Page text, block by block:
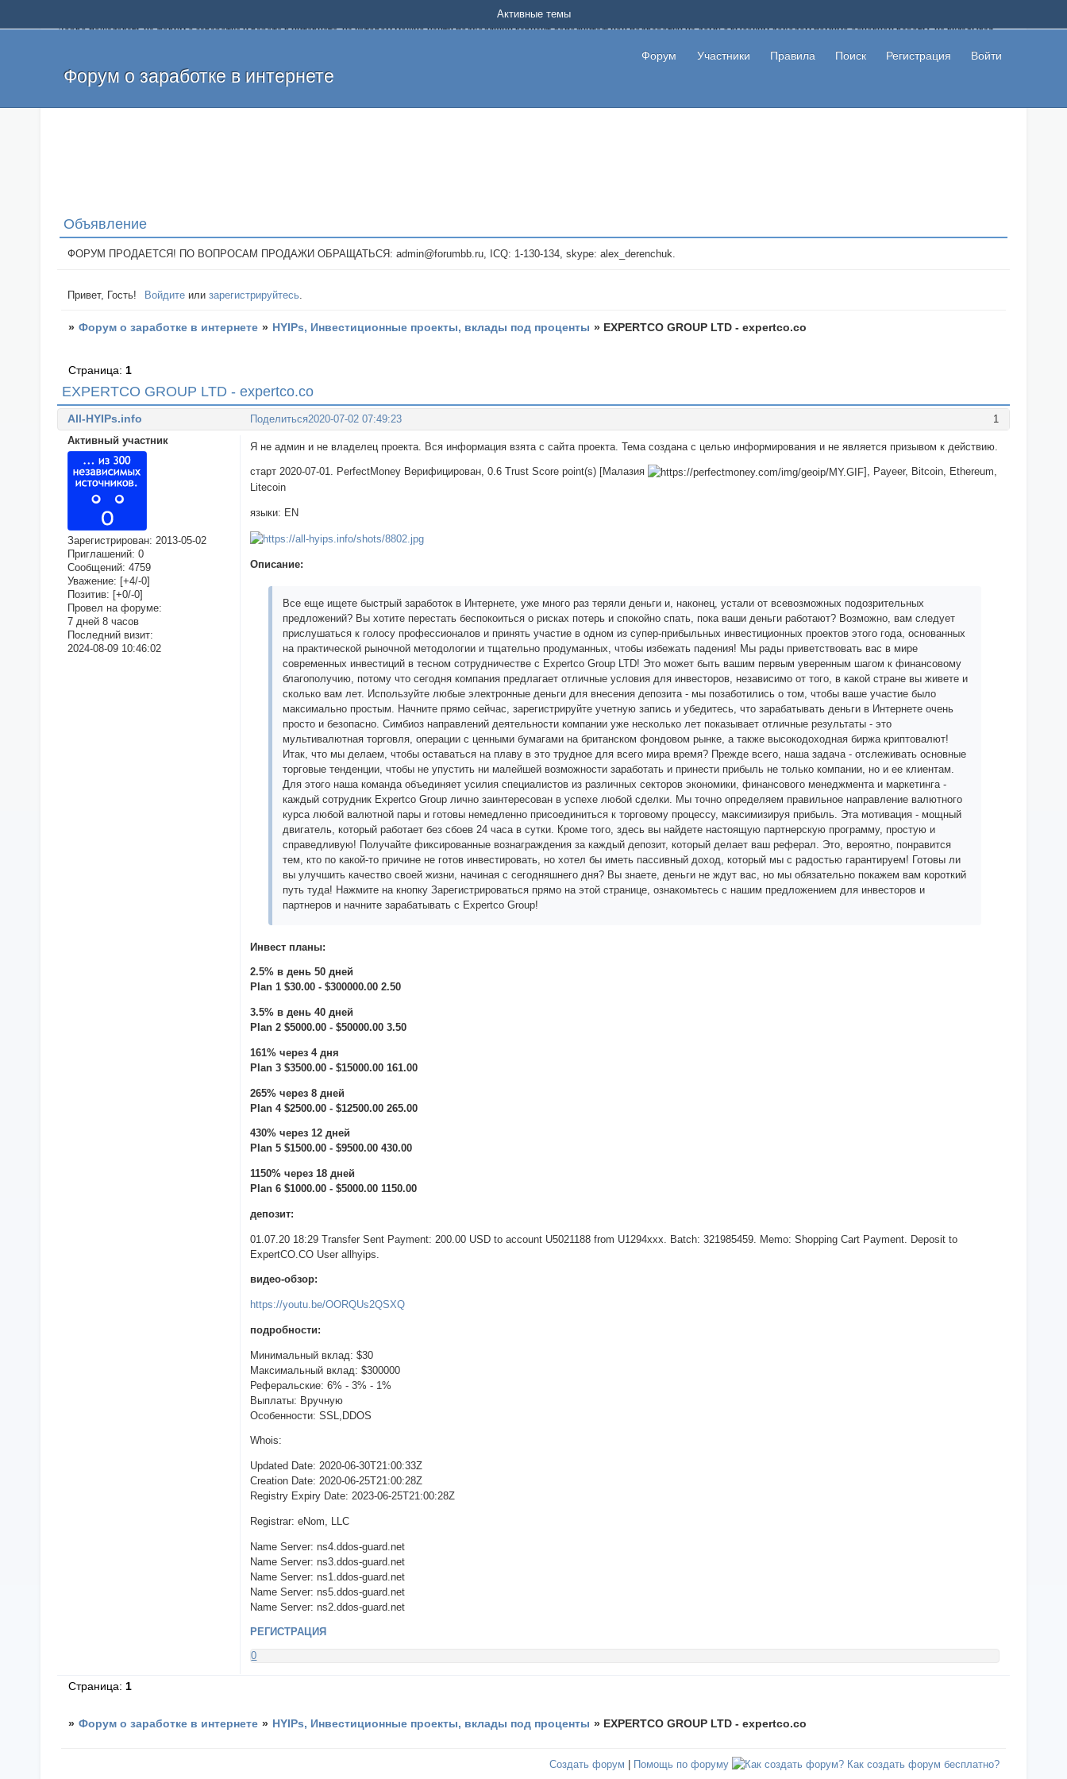
Добро пожаловать на форум о заработке и работе в интернете, на котором можно найти подходящий вариант дополнительной подработки на дому с высоким доходом помимо основной работы, не вкладывая
и оставлять свои отзывы. Если вы знаете, что определенный проект или сайт не платит, то указывайте в теме что это лохотрон, чтобы другие пользователи не попались на развод. Вы сможете начать зарабатывать
легкие деньги без вложений и регистрации уже сегодня. Создавайте новые темы, размещайте объявления со своими пригласительными ссылками и первая прибыль не заставит себя долго ждать.
Форум о заработке в интернете
Форум Участники Правила Поиск Регистрация Войти
Активные темы
Объявление
ФОРУМ ПРОДАЕТСЯ! ПО ВОПРОСАМ ПРОДАЖИ ОБРАЩАТЬСЯ: admin@forumbb.ru, ICQ: 1-130-134, skype: alex_derenchuk.
Привет, Гость! Войдите илизарегистрируйтесь.
» Форум о заработке в интернете » HYIPs, Инвестиционные проекты, вклады под проценты » EXPERTCO GROUP LTD - expertco.co
EXPERTCO GROUP LTD - expertco.co
Страница: 1
Поделиться 1
2020-07-02 07:49:23
All-HYIPs.info
Активный участник
Зарегистрирован: 2013-05-02
Приглашений: 0
Сообщений: 4759
Уважение: [+4/-0]
Позитив: [+0/-0]
Провел на форуме:
7 дней 8 часов
Последний визит:
2024-08-09 10:46:02
Я не админ и не владелец проекта. Вся информация взята с сайта проекта. Тема создана с целью информирования и не является призывом к действию.
старт 2020-07-01. PerfectMoney Верифицирован, 0.6 Trust Score point(s) [Малазия
], Payeer, Bitcoin, Ethereum,
Litecoin
языки: EN
Описание:
Все еще ищете быстрый заработок в Интернете, уже много раз теряли деньги и, наконец, устали от всевозможных подозрительных
предложений? Вы хотите перестать беспокоиться о рисках потерь и спокойно спать, пока ваши деньги работают? Возможно, вам следует
прислушаться к голосу профессионалов и принять участие в одном из супер-прибыльных инвестиционных проектов этого года, основанных
на практической рыночной методологии и тщательно продуманных, чтобы избежать падения! Мы рады приветствовать вас в мире
современных инвестиций в тесном сотрудничестве с Expertco Group LTD! Это может быть вашим первым уверенным шагом к финансовому
благополучию, потому что сегодня компания предлагает отличные условия для инвесторов, независимо от того, в какой стране вы живете и
сколько вам лет. Используйте любые электронные деньги для внесения депозита - мы позаботились о том, чтобы ваше участие было
максимально простым. Начните прямо сейчас, зарегистрируйте учетную запись и убедитесь, что зарабатывать деньги в Интернете очень
просто и безопасно. Симбиоз направлений деятельности компании уже несколько лет показывает отличные результаты - это
мультивалютная торговля, операции с ценными бумагами на британском фондовом рынке, а также высокодоходная биржа криптовалют!
Итак, что мы делаем, чтобы оставаться на плаву в это трудное для всего мира время? Прежде всего, наша задача - отслеживать основные
торговые тенденции, чтобы не упустить ни малейшей возможности заработать и принести прибыль не только компании, но и ее клиентам.
Для этого наша команда объединяет усилия специалистов из различных секторов экономики, финансового менеджмента и маркетинга -
каждый сотрудник Expertco Group лично заинтересован в успехе любой сделки. Мы точно определяем правильное направление валютного
курса любой валютной пары и готовы немедленно присоединиться к торговому процессу, максимизируя прибыль. Эта мотивация - мощный
двигатель, который работает без сбоев 24 часа в сутки. Кроме того, здесь вы найдете настоящую партнерскую программу, простую и
справедливую! Получайте фиксированные вознаграждения за каждый депозит, который делает ваш реферал. Это, вероятно, понравится
тем, кто по какой-то причине не готов инвестировать, но хотел бы иметь пассивный доход, который мы с радостью гарантируем! Готовы ли
вы улучшить качество своей жизни, начиная с сегодняшнего дня? Вы знаете, деньги не ждут вас, но мы обязательно покажем вам короткий
путь туда! Нажмите на кнопку Зарегистрироваться прямо на этой странице, ознакомьтесь с нашим предложением для инвесторов и
партнеров и начните зарабатывать с Expertco Group!
Инвест планы:
2.5% в день 50 дней
Plan 1 $30.00 - $300000.00 2.50
3.5% в день 40 дней
Plan 2 $5000.00 - $50000.00 3.50
161% через 4 дня
Plan 3 $3500.00 - $15000.00 161.00
265% через 8 дней
Plan 4 $2500.00 - $12500.00 265.00
430% через 12 дней
Plan 5 $1500.00 - $9500.00 430.00
1150% через 18 дней
Plan 6 $1000.00 - $5000.00 1150.00
депозит:
01.07.20 18:29 Transfer Sent Payment: 200.00 USD to account U5021188 from U1294xxx. Batch: 321985459. Memo: Shopping Cart Payment. Deposit to
ExpertCO.CO User allhyips.
видео-обзор:
https://youtu.be/OORQUs2QSXQ
подробности:
Минимальный вклад: $30
Максимальный вклад: $300000
Реферальские: 6% - 3% - 1%
Выплаты: Вручную
Особенности: SSL,DDOS
Whois:
Updated Date: 2020-06-30T21:00:33Z
Creation Date: 2020-06-25T21:00:28Z
Registry Expiry Date: 2023-06-25T21:00:28Z
Registrar: eNom, LLC
Name Server: ns4.ddos-guard.net
Name Server: ns3.ddos-guard.net
Name Server: ns1.ddos-guard.net
Name Server: ns5.ddos-guard.net
Name Server: ns2.ddos-guard.net
РЕГИСТРАЦИЯ
0
Страница:1
» Форум о заработке в интернете » HYIPs, Инвестиционные проекты, вклады под проценты » EXPERTCO GROUP LTD - expertco.co
Создать форум | Помощь по форуму